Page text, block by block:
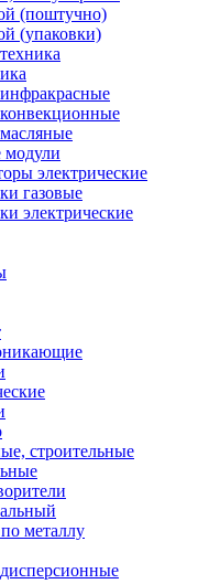
(поштучно)
(упаковки)
модули
электрические
газовые
электрические
строительные
металлу